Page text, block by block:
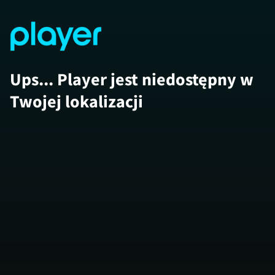
Ups... Player jest niedostępny w
Twojej lokalizacji